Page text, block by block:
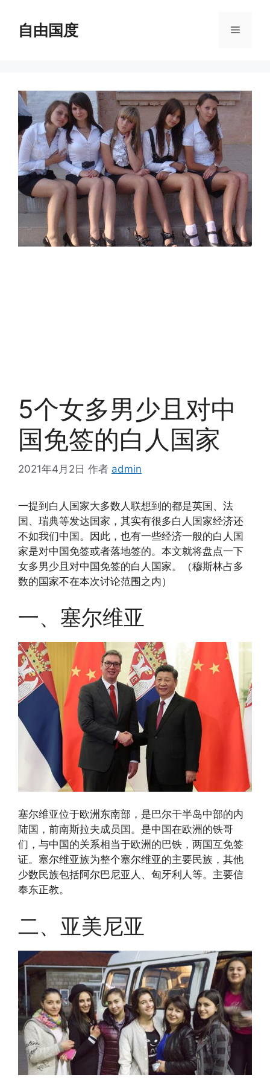
自由国度 菜
5个女多男少且对中
国免签的白人国家
2021年4月2日 作者 admin
一提到白人国家大多数人联想到的都是英国、法
国、瑞典等发达国家，其实有很多白人国家经济还
不如我们中国。因此，也有一些经济一般的白人国
家是对中国免签或者落地签的。本文就将盘点一下
女多男少且对中国免签的白人国家。（穆斯林占多
数的国家不在本次讨论范围之内）
一、塞尔维亚
塞尔维亚位于欧洲东南部，是巴尔干半岛中部的内
陆国，前南斯拉夫成员国。是中国在欧洲的铁哥
们，与中国的关系相当于欧洲的巴铁，两国互免签
证。塞尔维亚族为整个塞尔维亚的主要民族，其他
少数民族包括阿尔巴尼亚人、匈牙利人等。主要信
奉东正教。
二、亚美尼亚